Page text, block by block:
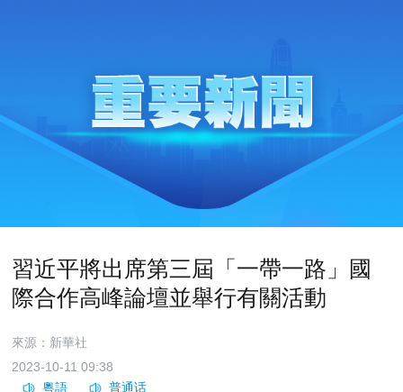
習近平將出席第三屆「一帶一路」國
際合作高峰論壇並舉行有關活動
來源：新華社
2023-10-11 09:38